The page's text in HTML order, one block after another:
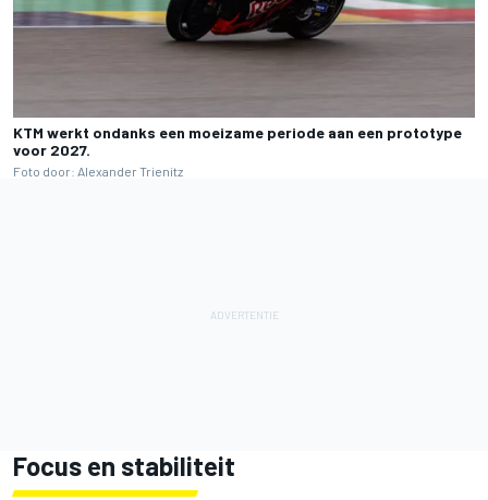
KTM werkt ondanks een moeizame periode aan een prototype
voor 2027.
Foto door: Alexander Trienitz
Focus en stabiliteit